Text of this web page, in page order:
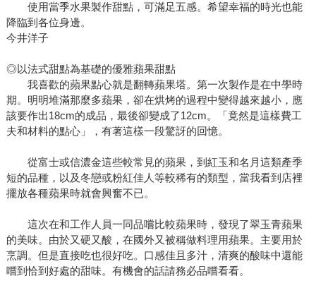
使用當季水果製作甜點，可滿足五感。希望幸福的時光也能
降臨到各位身邊。
今井洋子
◎以法式甜點為基礎的優雅蘋果甜點
我喜歡的蘋果點心就是翻轉蘋果塔。第一次製作是在中學時
期。明明堆滿那麼多蘋果，卻在烘烤的過程中變得越來越小，應
該要作出18cm的成品，最後卻變成了12cm。「竟然是這樣費工
夫和材料的點心」，有著這樣一段驚訝的回憶。
從富士或信濃金這些較常見的蘋果，到紅玉和名月這類產季
短的品種，以及冬戀或粉紅佳人等較稀有的類型，當我看到店裡
擺放各種蘋果時就會興奮不已。
這次在和工作人員一同品嚐比較蘋果時，發現了翠玉青蘋果
的美味。由於又硬又酸，在國外又被稱做料理用蘋果。主要用於
烹調。但是直接吃也很好吃。口感佳且多汁，清爽的酸味中還能
嚐到恰到好處的甜味。有機會的話請務必品嚐看看。